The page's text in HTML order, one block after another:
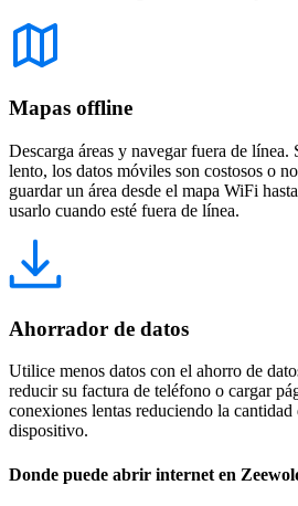
Mapas offline
Descarga áreas y navegar fuera de línea.
lento, los datos móviles son costosos o
guardar un área desde el mapa WiFi
usarlo cuando esté fuera de línea.
Ahorrador de datos
Utilice menos datos con el ahorro de
reducir su factura de teléfono o cargar
conexiones lentas reduciendo la
dispositivo.
Donde puede abrir internet en